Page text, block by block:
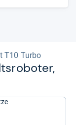
T10 Turbo